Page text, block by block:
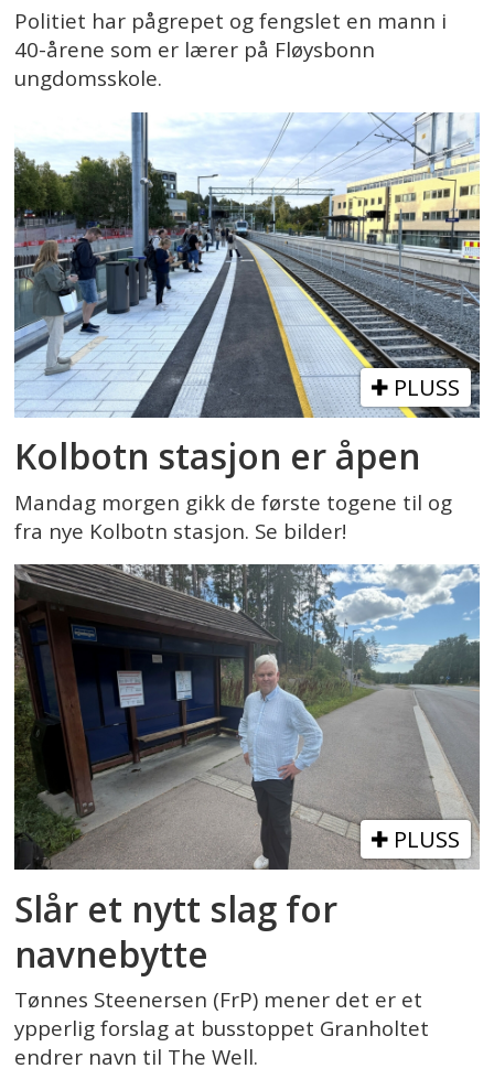
Politiet har pågrepet og fengslet en mann i
40-årene som er lærer på Fløysbonn
ungdomsskole.
PLUSS
Kolbotn stasjon er åpen
Mandag morgen gikk de første togene til og
fra nye Kolbotn stasjon. Se bilder!
PLUSS
Slår et nytt slag for
navnebytte
Tønnes Steenersen (FrP) mener det er et
ypperlig forslag at busstoppet Granholtet
endrer navn til The Well.